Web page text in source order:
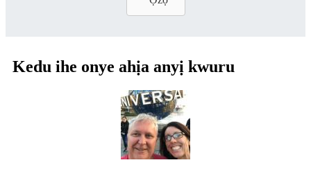
Kedu ihe onye ahịa anyị kwuru